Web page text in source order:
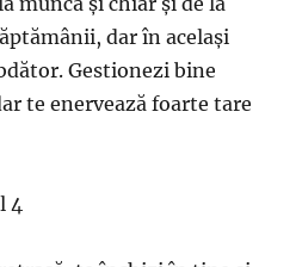
dar în același
Gestionezi bine
te enervează foarte tare
4